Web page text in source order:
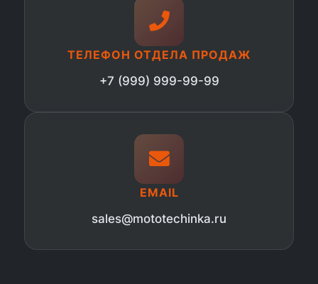
ТЕЛЕФОН ОТДЕЛА ПРОДАЖ
+7 (999) 999-99-99
EMAIL
sales@mototechinka.ru